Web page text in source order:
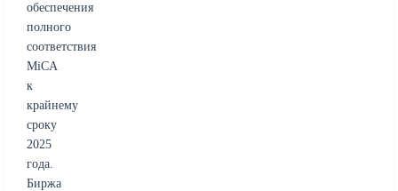
обеспечения
полного
соответствия
MiCA
к
крайнему
сроку
2025
года.
Биржа